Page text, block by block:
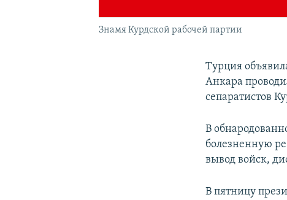
Знамя Курдской рабочей партии
Турция
Анкара
сепаратистов
В
болезненную
вывод войск,
В пятницу